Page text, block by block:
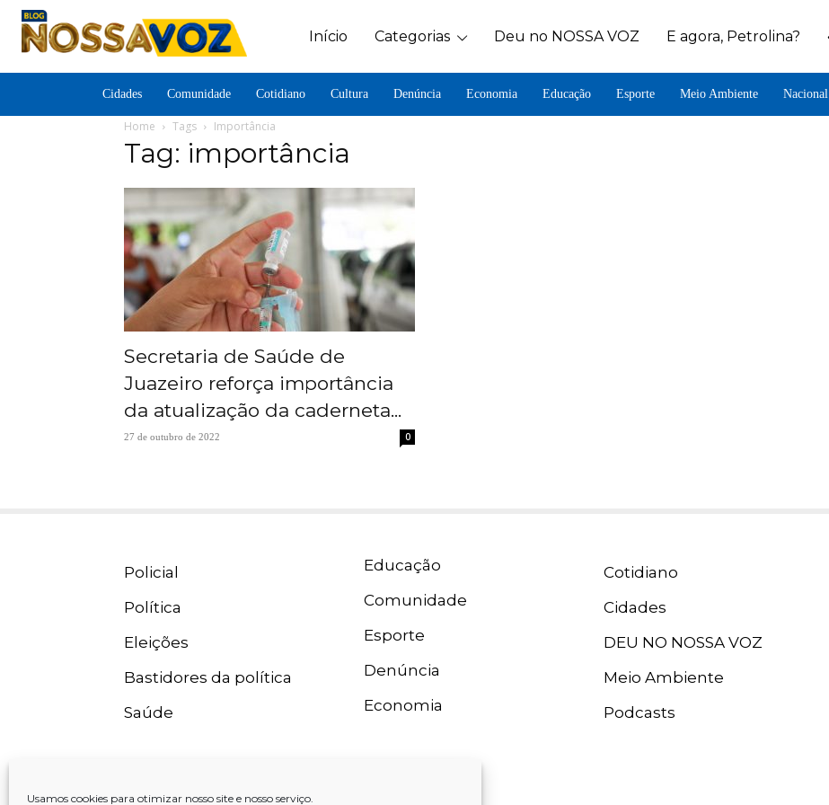
Usamos cookies para otimizar nosso site e nosso serviço.
Início Categorias Deu no NOSSA VOZ E agora, Petrolina?
Cidades Comunidade Cotidiano Cultura Denúncia Economia Educação Esporte Meio Ambiente Nacional
Home Tags Importância
Tag: importância
Secretaria de Saúde de
Juazeiro reforça importância
da atualização da caderneta...
27 de outubro de 2022 0
Policial
Política
Eleições
Bastidores da política
Saúde
Educação
Comunidade
Esporte
Denúncia
Economia
Cotidiano
Cidades
DEU NO NOSSA VOZ
Meio Ambiente
Podcasts